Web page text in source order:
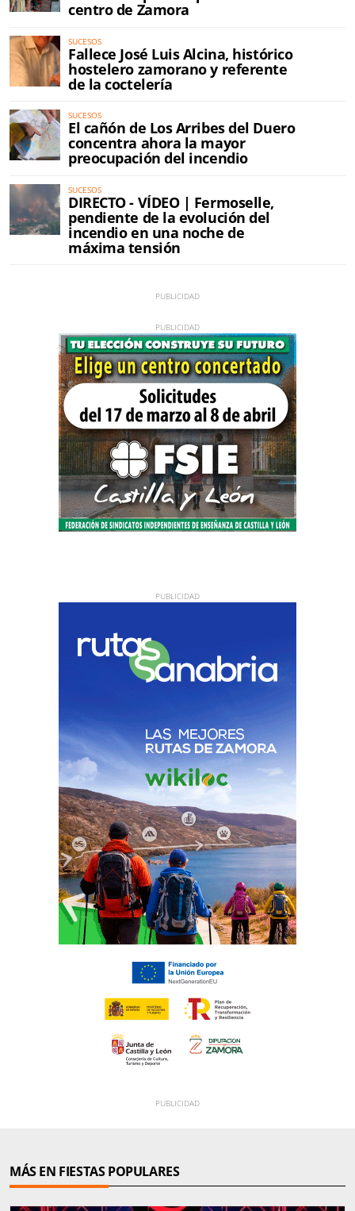
centro de Zamora
SUCESOS
Fallece José Luis Alcina, histórico
hostelero zamorano y referente
de la coctelería
SUCESOS
El cañón de Los Arribes del Duero
concentra ahora la mayor
preocupación del incendio
SUCESOS
DIRECTO - VÍDEO | Fermoselle,
pendiente de la evolución del
incendio en una noche de
máxima tensión
MÁS EN FIESTAS POPULARES